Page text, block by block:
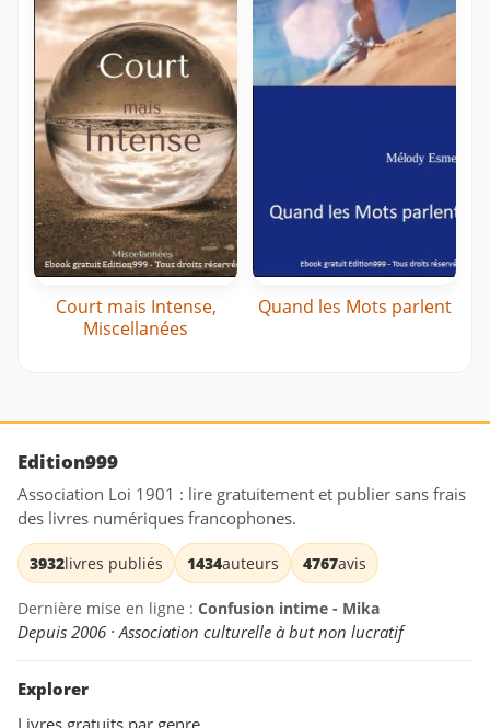
Court mais Intense,
Miscellanées
Quand les Mots parlent
Edition999
Association Loi 1901 : lire gratuitement et publier sans frais
des livres numériques francophones.
3932livres publiés 1434auteurs 4767avis
Dernière mise en ligne : Confusion intime - Mika
Depuis 2006 · Association culturelle à but non lucratif
Explorer